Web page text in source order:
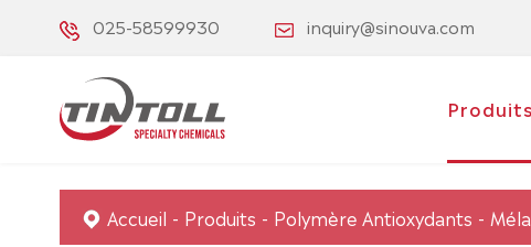
025-58599930 inquiry@sinouva.com
Produits
Accueil Produits Polymère Antioxydants